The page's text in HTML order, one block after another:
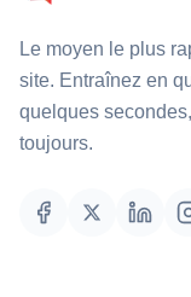
Le moyen le plus
site. Entraînez en
quelques
toujours.